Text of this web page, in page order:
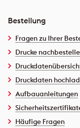
Bestellung
Fragen zu Ihrer
Drucke
Druckdaten
Aufbauanleitungen
Häufige Fragen